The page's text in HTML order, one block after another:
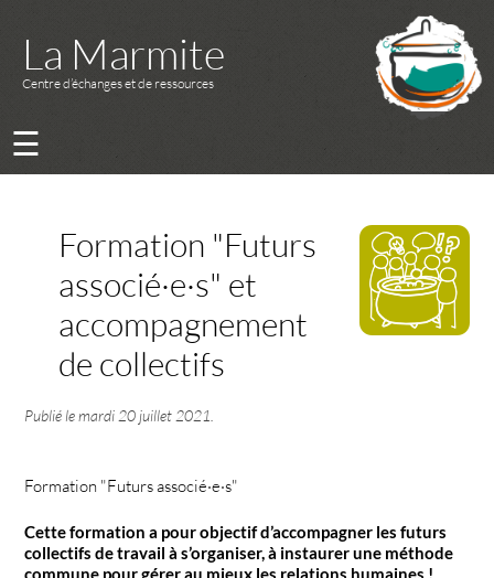
La Marmite
Centre d’échanges et de ressources
☰
Formation "Futurs
associé·e·s" et
accompagnement
de collectifs
Publié lemardi 20 juillet 2021
Formation "Futurs associé·e·s"
Cette formation a pour objectif d’accompagner les futurs
collectifs de travail à s’organiser, à instaurer une méthode
commune pour gérer au mieux les relations humaines !